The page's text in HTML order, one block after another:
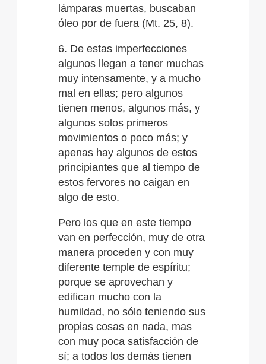
lámparas muertas, buscaban
óleo por de fuera (Mt. 25, 8).
6. De estas imperfecciones
algunos llegan a tener muchas
muy intensamente, y a mucho
mal en ellas; pero algunos
tienen menos, algunos más, y
algunos solos primeros
movimientos o poco más; y
apenas hay algunos de estos
principiantes que al tiempo de
estos fervores no caigan en
algo de esto.
Pero los que en este tiempo
van en perfección, muy de otra
manera proceden y con muy
diferente temple de espíritu;
porque se aprovechan y
edifican mucho con la
humildad, no sólo teniendo sus
propias cosas en nada, mas
con muy poca satisfacción de
sí; a todos los demás tienen